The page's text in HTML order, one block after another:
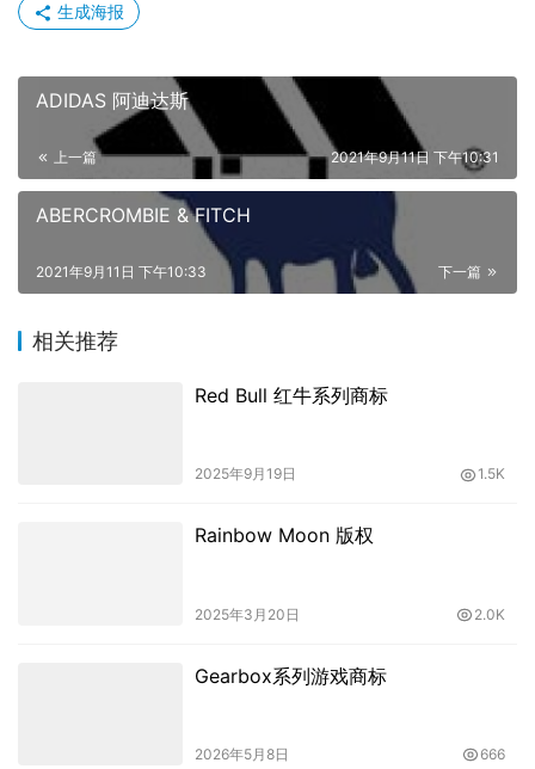
生成海报
ADIDAS 阿迪达斯
上一篇 2021年9月11日 下午10:31
ABERCROMBIE & FITCH
下一篇
2021年9月11日 下午10:33
相关推荐
Red Bull 红牛系列商标
2025年9月19日 1.5K
Rainbow Moon 版权
2025年3月20日 2.0K
Gearbox系列游戏商标
2026年5月8日 666